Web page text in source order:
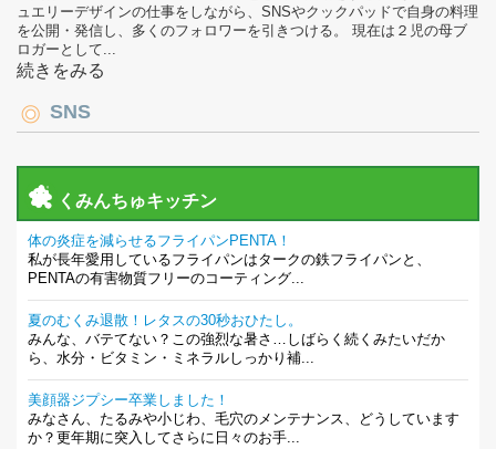
ュエリーデザインの仕事をしながら、SNSやクックパッドで自身の料理
を公開・発信し、多くのフォロワーを引きつける。 現在は２児の母ブ
ロガーとして...
続きをみる
SNS
くみんちゅキッチン
体の炎症を減らせるフライパンPENTA！
私が長年愛用しているフライパンはタークの鉄フライパンと、
PENTAの有害物質フリーのコーティング...
夏のむくみ退散！レタスの30秒おひたし。
みんな、バテてない？この強烈な暑さ…しばらく続くみたいだか
ら、水分・ビタミン・ミネラルしっかり補...
美顔器ジプシー卒業しました！
みなさん、たるみや小じわ、毛穴のメンテナンス、どうしています
か？更年期に突入してさらに日々のお手...